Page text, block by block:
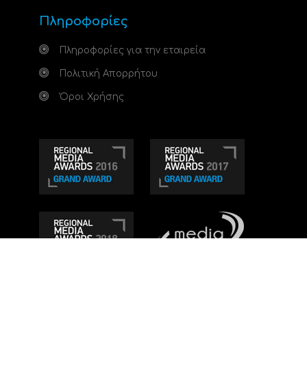
Πληροφορίες
Πληροφορίες για την εταιρεία
Πολιτική Απορρήτου
Όροι Χρήσης